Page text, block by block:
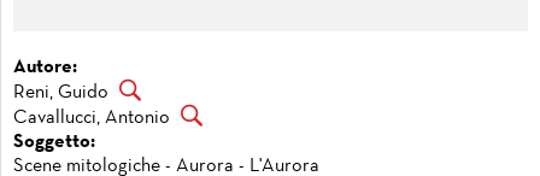
Autore:
Reni, Guido
Cavallucci, Antonio
Soggetto:
Scene mitologiche - Aurora - L'Aurora